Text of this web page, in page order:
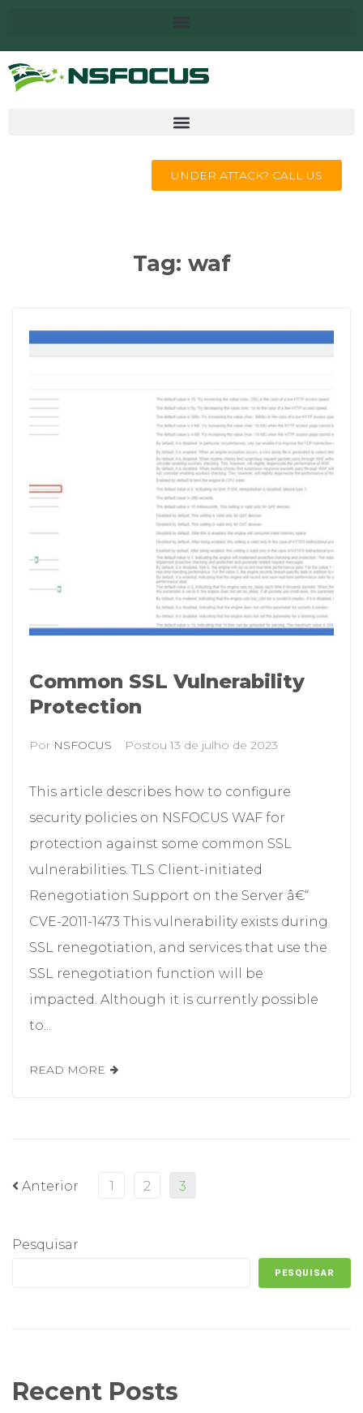
UNDER ATTACK? CALL US
Tag: waf
Common SSL Vulnerability
Protection
Por NSFOCUS Postou 13 de julho de 2023
This article describes how to configure
security policies on NSFOCUS WAF for
protection against some common SSL
vulnerabilities. TLS Client-initiated
Renegotiation Support on the Server â€“
CVE-2011-1473 This vulnerability exists during
SSL renegotiation, and services that use the
SSL renegotiation function will be
impacted. Although it is currently possible
to...
READ MORE
Anterior 1 2 3
Pesquisar
PESQUISAR
Recent Posts